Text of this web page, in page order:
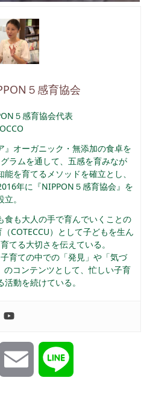
５感育協会
５感育協会代表
オーガニック・無添加の食卓を
ラムを通して、五感を育みなが
を育てるメソッドを確立とし、
年に『NIPPON５感育協会』を
立。
食も大人の手で育んでいくことの
COTECCU）として子どもを生ん
てる大切さを伝えている。
育ての中での「発見」や「気づ
のコンテンツとして、忙しい子育
動を続けている。
Pocket Email